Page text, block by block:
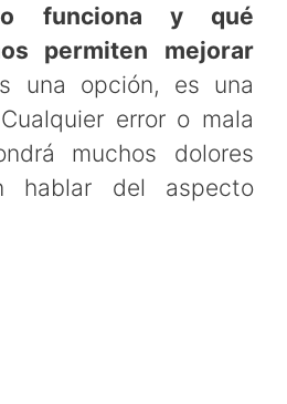
funciona y qué
permiten mejorar
una opción, es una
error o mala
muchos dolores
hablar del aspecto